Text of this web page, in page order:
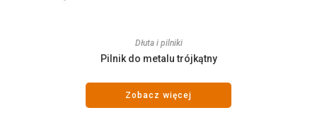
Dłuta i pilniki
Pilnik do metalu trójkątny
Zobacz więcej